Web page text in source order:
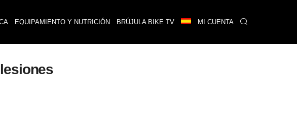
EQUIPAMIENTO Y NUTRICIÓN BRÚJULA BIKE TV MI CUENTA